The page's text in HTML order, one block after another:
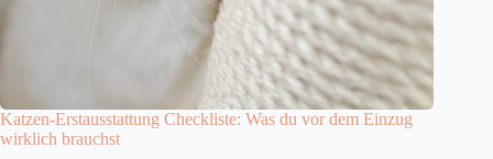
Katzen-Erstausstattung Checkliste: Was du vor dem Einzug
wirklich brauchst